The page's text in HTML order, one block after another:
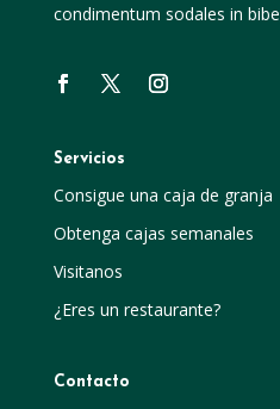
condimentum sodales in
Servicios
Consigue una caja de granja
Obtenga cajas semanales
Visitanos
¿Eres un restaurante?
Contacto